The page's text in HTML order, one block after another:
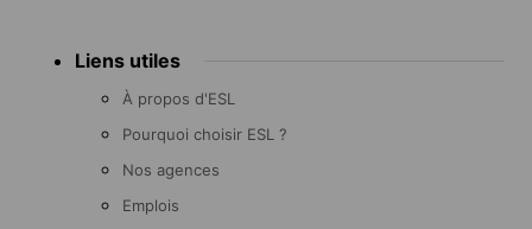
Liens utiles
À propos d'ESL
Pourquoi choisir ESL ?
Nos agences
Emplois